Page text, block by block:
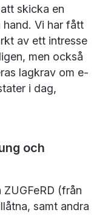
skicka en
hand. Vi har fått
av ett intresse
men också
lagkrav om e-
i dag,
och
(från
samt andra